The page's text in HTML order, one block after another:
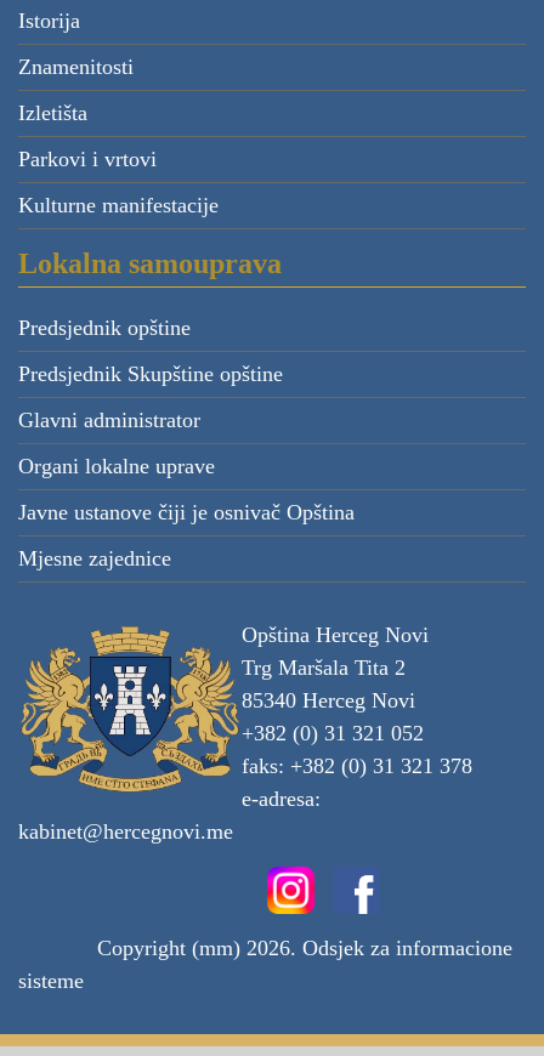
Istorija
Znamenitosti
Izletišta
Parkovi i vrtovi
Kulturne manifestacije
Lokalna samouprava
Predsjednik opštine
Predsjednik Skupštine opštine
Glavni administrator
Organi lokalne uprave
Javne ustanove čiji je osnivač Opština
Mjesne zajednice
Opština Herceg Novi
Trg Maršala Tita 2
85340 Herceg Novi
+382 (0) 31 321 052
faks: +382 (0) 31 321 378
e-adresa:
kabinet@hercegnovi.me
Copyright (mm) 2026. Odsjek za informacione
sisteme